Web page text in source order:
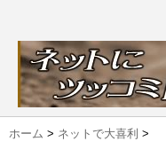
ホーム > ネットで大喜利 >